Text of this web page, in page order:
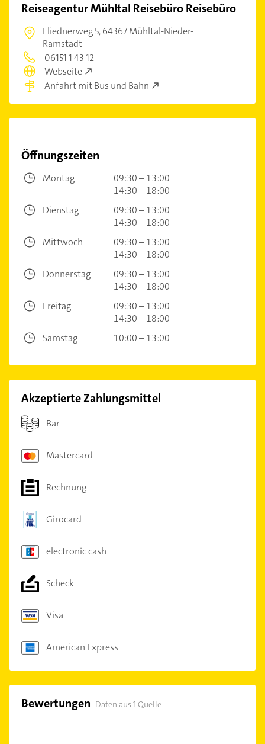
Reiseagentur Mühltal Reisebüro Reisebüro
Fliednerweg 5,64367 Mühltal-Nieder-
Ramstadt
06151 1 43 12
Webseite
Anfahrt mit Bus und Bahn
Öffnungszeiten
Montag
09:30 – 13:00
14:30 – 18:00
Dienstag
09:30 – 13:00
14:30 – 18:00
Mittwoch
09:30 – 13:00
14:30 – 18:00
Donnerstag
09:30 – 13:00
14:30 – 18:00
Freitag
09:30 – 13:00
14:30 – 18:00
Samstag
10:00 – 13:00
Akzeptierte Zahlungsmittel
Bar
Mastercard
Rechnung
Girocard
electronic cash
Scheck
Visa
American Express
Bewertungen Daten aus 1 Quelle